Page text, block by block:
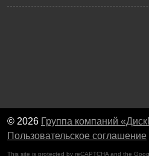
© 2026 Группа компаний
Пользовательское соглашение
This site is protected by reCAPTCHA and the